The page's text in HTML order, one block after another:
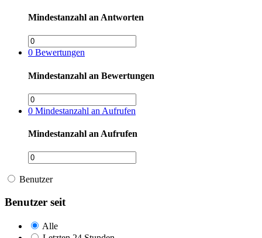
Mindestanzahl an Antworten
0 Bewertungen
Mindestanzahl an Bewertungen
0 Mindestanzahl an Aufrufen
Mindestanzahl an Aufrufen
Benutzer
Benutzer seit
Alle